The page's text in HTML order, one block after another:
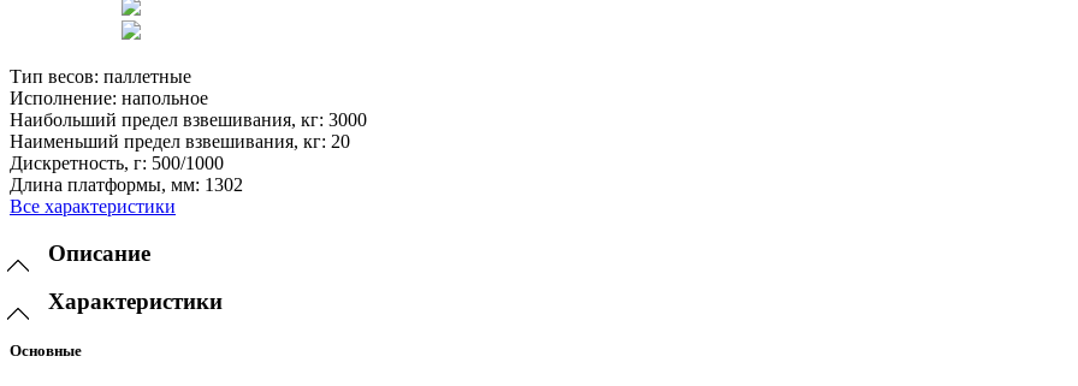
Тип весов: паллетные
Исполнение: напольное
Наибольший предел взвешивания, кг: 3000
Наименьший предел взвешивания, кг: 20
Дискретность, г: 500/1000
Длина платформы, мм: 1302
Все характеристики
Описание
Характеристики
Основные